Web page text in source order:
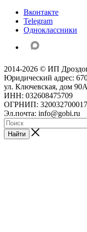
Вконтакте
Telegram
Одноклассники
2014-2026 © ИП
Юридический адрес:
ул. Ключевская, дом
ИНН: 032608475709
ОГРНИП:
Эл.почта: info@gobi.ru
Найти